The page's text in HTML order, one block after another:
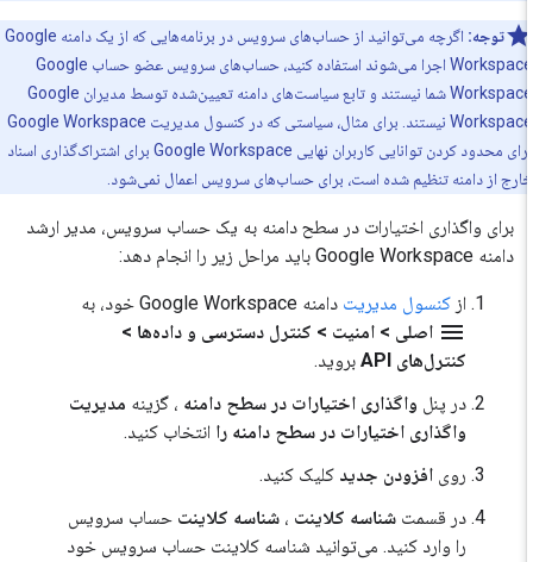
توجه:
اگرچه می‌توانید از حساب‌های سرویس در برنامه‌هایی که از یک دامنه Google
Workspace اجرا می‌شوند استفاده کنید، حساب‌های سرویس عضو حساب Google
Workspace شما نیستند و تابع سیاست‌های دامنه تعیین‌شده توسط مدیران Google
Workspace نیستند. برای مثال، سیاستی که در کنسول مدیریت Google Workspace
برای محدود کردن توانایی کاربران نهایی Google Workspace برای اشتراک‌گذاری اسناد
از دامنه تنظیم شده است، برای حساب‌های سرویس اعمال نمی‌شود.
برای واگذاری اختیارات در سطح دامنه به یک حساب سرویس، مدیر ارشد
دامنه Google Workspace باید مراحل زیر را انجام دهد:
ازکنسول مدیریتدامنه Google Workspace خود، به
menuاصلی > امنیت > کنترل دسترسی و داده‌ها >
کنترل‌های API
بروید.
در پنل واگذاری اختیارات در سطح دامنه، گزینهمدیریت
واگذاری اختیارات در سطح دامنه راانتخاب کنید.
رویافزودن جدیدکلیک کنید.
در قسمتشناسه کلاینت، شناسه کلاینتحساب سرویس
را وارد کنید. می‌توانید شناسه کلاینت حساب سرویس خود